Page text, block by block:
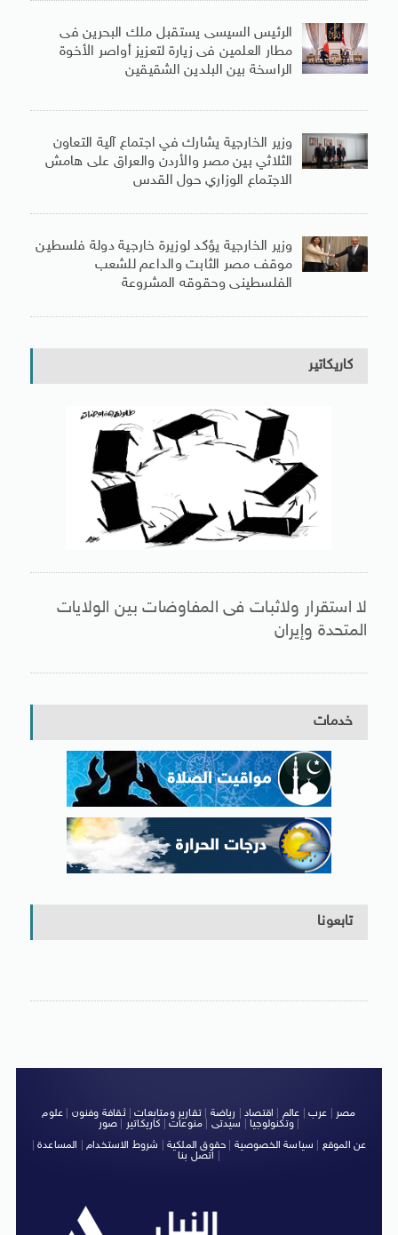
الرئيس السيسى يستقبل ملك البحرين فى
مطار العلمين فى زيارة لتعزيز أواصر الأخوة
الراسخة بين البلدين الشقيقين
وزير الخارجية يشارك في اجتماع آلية التعاون
الثلاثي بين مصر والأردن والعراق على هامش
الاجتماع الوزاري حول القدس
وزير الخارجية يؤكد لوزيرة خارجية دولة فلسطين
موقف مصر الثابت والداعم للشعب
الفلسطينى وحقوقه المشروعة
كاريكاتير
لا استقرار ولاثبات فى المفاوضات بين الولايات
المتحدة وإيران
خدمات
تابعونا
مصر عرب عالم اقتصاد رياضة |تقارير ومتابعات|ثقافة وفنون
علوم
وتكنولوجيا| سيدتى منوعات كاريكاتير صور
|
عن الموقع
سياسة الخصوصية حقوق الملكية شروط الاستخدام| المساعدة|
اتصل بنا